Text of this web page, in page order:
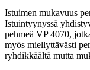
Istuimen mukavuus
Istuintyynyssä
pehmeä VP 4070,
myös miellyttävästi
ryhdikkäältä mutta